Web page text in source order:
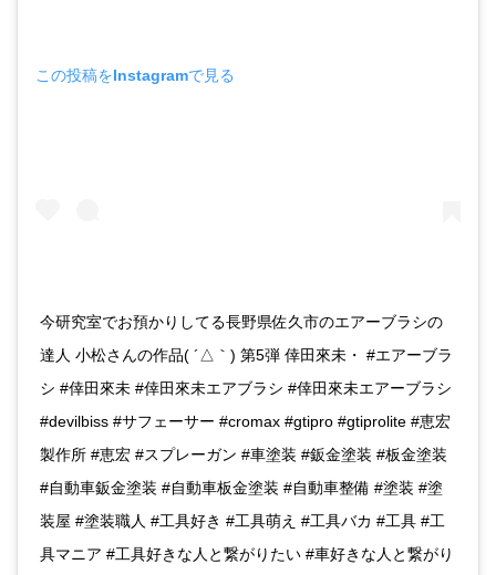
この投稿をInstagramで見る
今研究室でお預かりしてる長野県佐久市のエアーブラシの
達人 小松さんの作品( ´△｀) 第5弾 倖田來未・ #エアーブラ
シ #倖田來未 #倖田來未エアブラシ #倖田來未エアーブラシ
#devilbiss #サフェーサー #cromax #gtipro #gtiprolite #恵宏
製作所 #恵宏 #スプレーガン #車塗装 #鈑金塗装 #板金塗装
#自動車鈑金塗装 #自動車板金塗装 #自動車整備 #塗装 #塗
装屋 #塗装職人 #工具好き #工具萌え #工具バカ #工具 #工
具マニア #工具好きな人と繋がりたい #車好きな人と繋がり